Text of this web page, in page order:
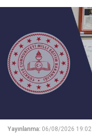
Yayınlanma: 06/08/2026 19:02